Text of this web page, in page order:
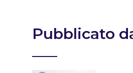
Pubblicato